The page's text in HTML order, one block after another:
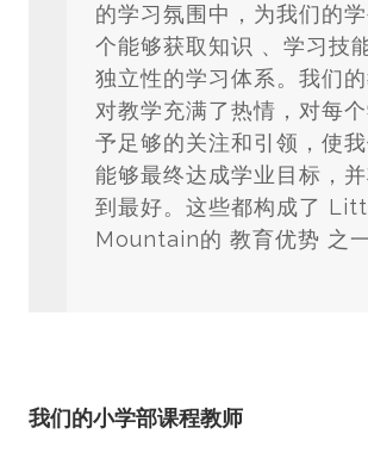
的学习氛围中，为我们的
个能够获取知识 、学习技
独立性的学习体系。我们
对教学充满了热情，对每
予足够的关注和引领，使
能够最终达成学业目标，
到最好。这些都构成了
Mountain的 教育优势 之一
我们的小学部课程教师